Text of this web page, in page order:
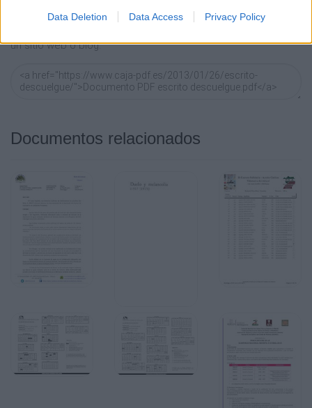
Data Deletion Data Access Privacy Policy
un sitio web o blog:
Documentos relacionados